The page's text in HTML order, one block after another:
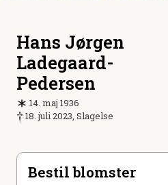
Hans Jørgen
Ladegaard-
Pedersen
14. maj 1936
18. juli 2023, Slagelse
Bestil blomster